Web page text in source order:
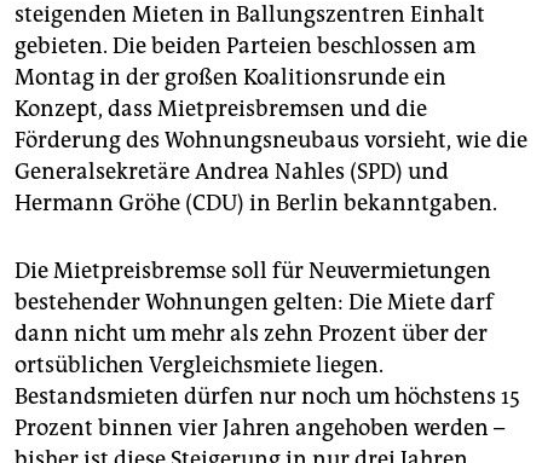
unterstützen
abo
genossenschaft
epaper login
steigenden Mieten in Ballungszentren Einhalt
gebieten. Die beiden Parteien beschlossen am
Montag in der großen Koalitionsrunde ein
Konzept, dass Mietpreisbremsen und die
Förderung des Wohnungsneubaus vorsieht, wie die
Generalsekretäre Andrea Nahles (SPD) und
Hermann Gröhe (CDU) in Berlin bekanntgaben.
Die Mietpreisbremse soll für Neuvermietungen
bestehender Wohnungen gelten: Die Miete darf
dann nicht um mehr als zehn Prozent über der
ortsüblichen Vergleichsmiete liegen.
Bestandsmieten dürfen nur noch um höchstens 15
Prozent binnen vier Jahren angehoben werden –